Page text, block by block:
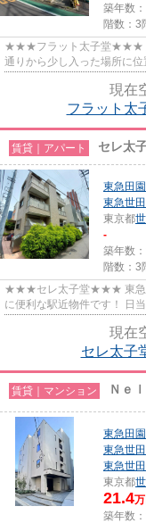
築年数
階数：3
★★★フラット太子堂★★★ 東
通りから少し入った場所に
現在
フラット太
賃貸｜アパート セレ太
東急田
東急世
東京都
-
築年数
階数：3
★★★セレ太子堂★★★ 東急田
に便利な駅近物件です！ 日
現在
セレ太子
賃貸｜マンション Ｎｅ
東急田
東急世
東急世
東京都
21.4
築年数